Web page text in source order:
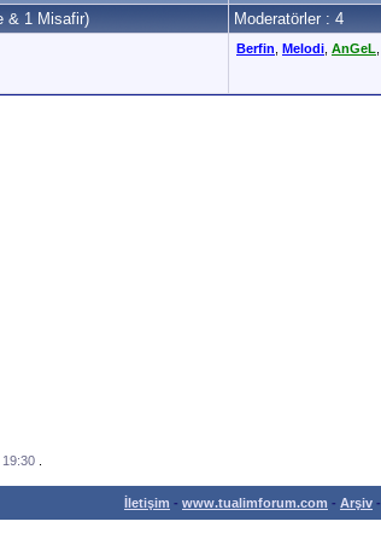
& 1 Misafir) Moderatörler : 4
Berfin Melodi AnGeL
19:30
İletişim - www.tualimforum.com - Arşiv -